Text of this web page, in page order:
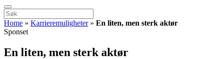
Home » Karrieremuligheter» En liten, men sterk aktør
Sponset
En liten, men sterk aktør